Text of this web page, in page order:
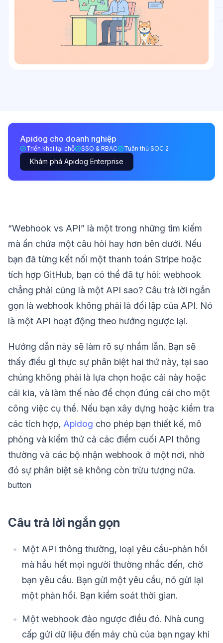
Apidog cho doanh nghiệp
Triển khai tại chỗ SSO & RBAC Tuân thủ SOC 2
Khám phá Apidog Enterprise
“Webhook vs API” là một trong những tìm kiếm
mà ẩn chứa một câu hỏi hay hơn bên dưới. Nếu
bạn đã từng kết nối một thanh toán Stripe hoặc
tích hợp GitHub, bạn có thể đã tự hỏi: webhook
chẳng phải cũng là một API sao? Câu trả lời ngắn
gọn là webhook không phải là đối lập của API. Nó
là một API hoạt động theo hướng ngược lại.
Hướng dẫn này sẽ làm rõ sự nhầm lẫn. Bạn sẽ
thấy điều gì thực sự phân biệt hai thứ này, tại sao
chúng không phải là lựa chọn hoặc cái này hoặc
cái kia, và làm thế nào để chọn đúng cái cho một
công việc cụ thể. Nếu bạn xây dựng hoặc kiểm tra
các tích hợp, Apidog cho phép bạn thiết kế, mô
phỏng và kiểm thử cả các điểm cuối API thông
thường và các bộ nhận webhook ở một nơi, nhờ
đó sự phân biệt sẽ không còn trừu tượng nữa.
button
Câu trả lời ngắn gọn
Một API thông thường, loại yêu cầu-phản hồi
mà hầu hết mọi người thường nhắc đến, chờ
bạn yêu cầu. Bạn gửi một yêu cầu, nó gửi lại
một phản hồi. Bạn kiểm soát thời gian.
Một webhook đảo ngược điều đó. Nhà cung
cấp gửi dữ liệu đến máy chủ của bạn ngay khi